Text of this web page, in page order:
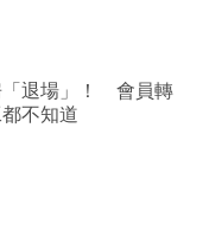
「退場」！ 會員轉
不知道